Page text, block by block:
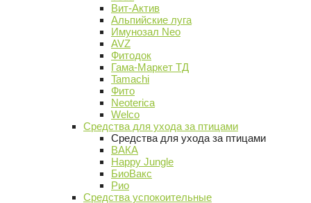
Вит-Актив
Альпийские луга
Имунозал Neo
AVZ
Фитодок
Гама-Маркет ТД
Tamachi
Фито
Neoterica
Welco
Средства для ухода за птицами
Средства для ухода за птицами
ВАКА
Happy Jungle
БиоВакс
Рио
Средства успокоительные